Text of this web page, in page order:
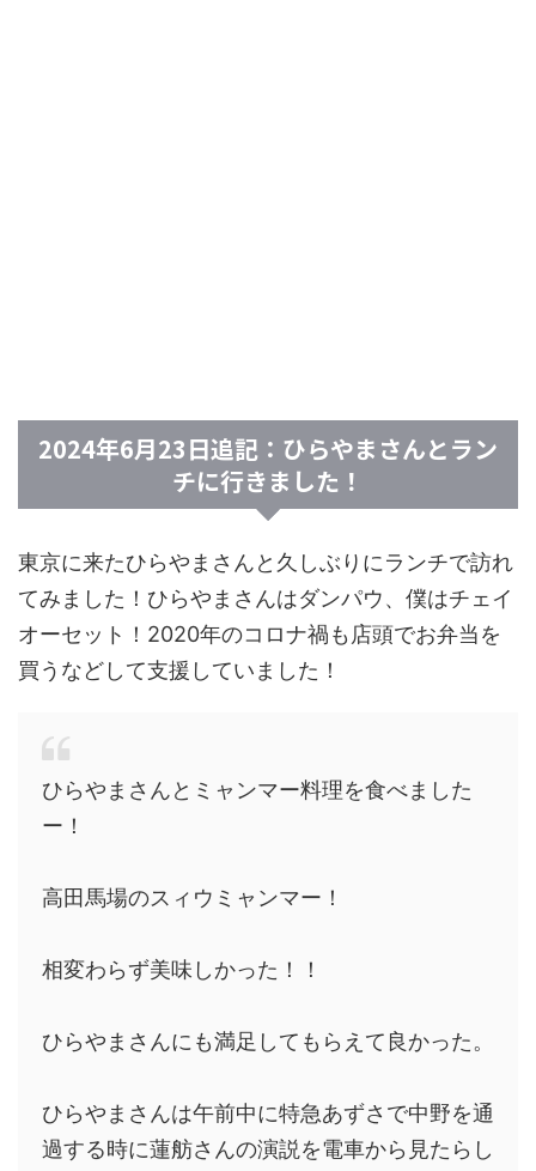
2024年6月23日追記：ひらやまさんとラン
チに行きました！
東京に来たひらやまさんと久しぶりにランチで訪れ
てみました！ひらやまさんはダンパウ、僕はチェイ
オーセット！2020年のコロナ禍も店頭でお弁当を
買うなどして支援していました！
ひらやまさんとミャンマー料理を食べました
ー！
高田馬場のスィウミャンマー！
相変わらず美味しかった！！
ひらやまさんにも満足してもらえて良かった。
ひらやまさんは午前中に特急あずさで中野を通
過する時に蓮舫さんの演説を電車から見たらし